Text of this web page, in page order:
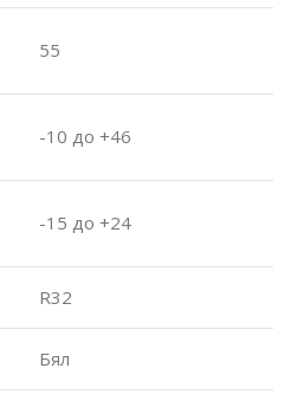
55
-10 до +46
-15 до +24
R32
Бял